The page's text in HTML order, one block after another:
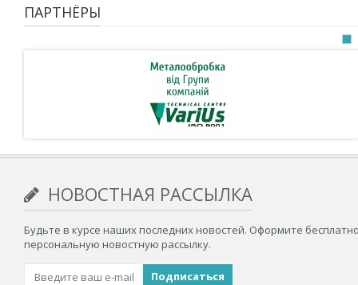
ПАРТНЁРЫ
НОВОСТНАЯ РАССЫЛКА
Будьте в курсе наших последних новостей. Оформите
персональную новостную рассылку.